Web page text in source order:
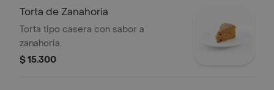
Torta de Zanahoria
Torta tipo casera con sabor a
zanahoria.
$ 15.300